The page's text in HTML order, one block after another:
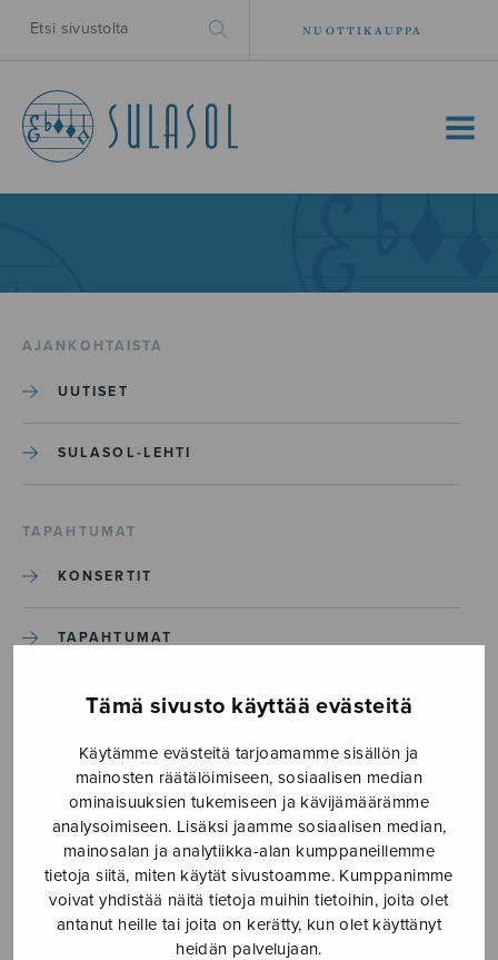
Tämä sivusto käyttää evästeitä
Käytämme evästeitä tarjoamamme sisällön ja
mainosten räätälöimiseen, sosiaalisen median
ominaisuuksien tukemiseen ja kävijämäärämme
analysoimiseen. Lisäksi jaamme sosiaalisen median,
mainosalan ja analytiikka-alan kumppaneillemme
tietoja siitä, miten käytät sivustoamme. Kumppanimme
voivat yhdistää näitä tietoja muihin tietoihin, joita olet
antanut heille tai joita on kerätty, kun olet käyttänyt
heidän palvelujaan.
NUOTTIKAUPPA
MENU
AJANKOHTAISTA
UUTISET
SULASOL-LEHTI
TAPAHTUMAT
KONSERTIT
TAPAHTUMAT
ILMOITA TAPAHTUMA
Etusivu › Media › Pacem_S487-1
Pacem_S487-1
20.4.2026